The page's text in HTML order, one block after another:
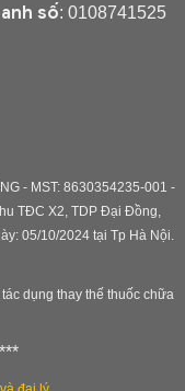
số: 0108741525
- MST: 8630354235-001 -
TĐC X2, TDP Đại Đồng,
05/10/2024 tại Tp Hà Nội.
dụng thay thế thuốc chữa